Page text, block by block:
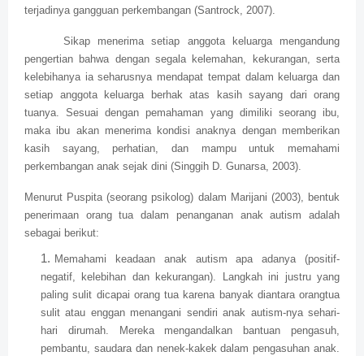
terjadinya gangguan perkembangan (Santrock, 2007).
Sikap menerima setiap anggota keluarga mengandung
pengertian bahwa dengan segala kelemahan, kekurangan, serta
kelebihanya ia seharusnya mendapat tempat dalam keluarga dan
setiap anggota keluarga berhak atas kasih sayang dari orang
tuanya. Sesuai dengan pemahaman yang dimiliki seorang ibu,
maka ibu akan menerima kondisi anaknya dengan memberikan
kasih sayang, perhatian, dan mampu untuk memahami
perkembangan anak sejak dini (Singgih D. Gunarsa, 2003).
Menurut Puspita (seorang psikolog) dalam Marijani (2003), bentuk
penerimaan orang tua dalam penanganan anak autism adalah
sebagai berikut:
Memahami keadaan anak autism apa adanya (positif-
negatif, kelebihan dan kekurangan). Langkah ini justru yang
paling sulit dicapai orang tua karena banyak diantara orangtua
sulit atau enggan menangani sendiri anak autism-nya sehari-
hari dirumah. Mereka mengandalkan bantuan pengasuh,
pembantu, saudara dan nenek-kakek dalam pengasuhan anak.